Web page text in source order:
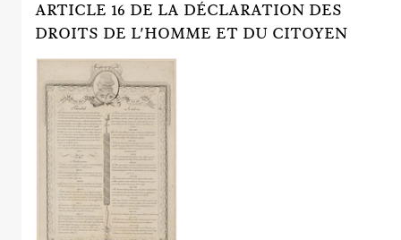
ARTICLE 16 DE LA DÉCLARATION DES
DROITS DE L'HOMME ET DU CITOYEN